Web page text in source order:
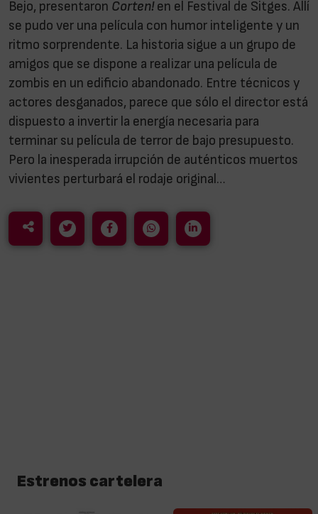
Bejo, presentaron Corten!en el Festival de Sitges. Allí
se pudo ver una película con humor inteligente y un
ritmo sorprendente. La historia sigue a un grupo de
amigos que se dispone a realizar una película de
zombis en un edificio abandonado. Entre técnicos y
actores desganados, parece que sólo el director está
dispuesto a invertir la energía necesaria para
terminar su película de terror de bajo presupuesto.
Pero la inesperada irrupción de auténticos muertos
vivientes perturbará el rodaje original…
Estrenos cartelera